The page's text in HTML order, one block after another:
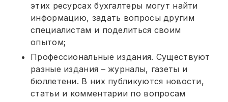
этих ресурсах бухгалтеры могут найти
информацию, задать вопросы другим
специалистам и поделиться своим
опытом;
Профессиональные издания. Существуют
разные издания – журналы, газеты и
бюллетени. В них публикуются новости,
статьи и комментарии по вопросам